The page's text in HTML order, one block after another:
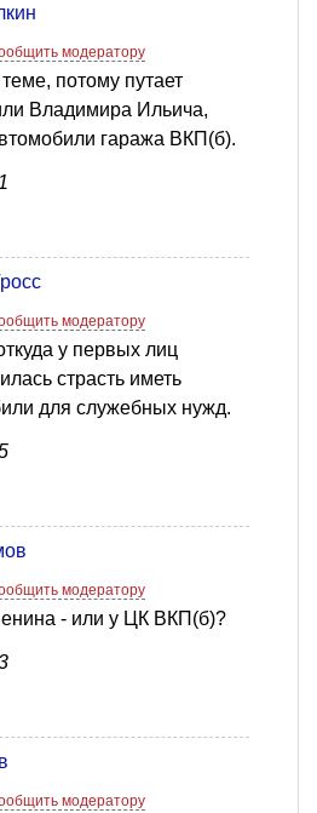
модератору
потому путает
Владимира Ильича,
гаража ВКП(б).
модератору
у первых лиц
страсть иметь
для служебных нужд.
модератору
- или у ЦК ВКП(б)?
модератору